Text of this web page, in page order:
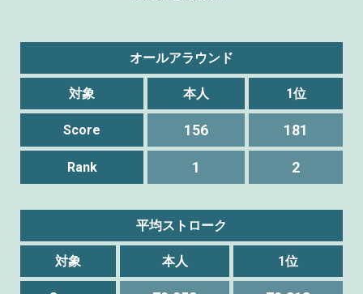
オールアラウンド
対象 本人 1位
Score 156 181
Rank 1 2
平均ストローク
対象 本人 1位